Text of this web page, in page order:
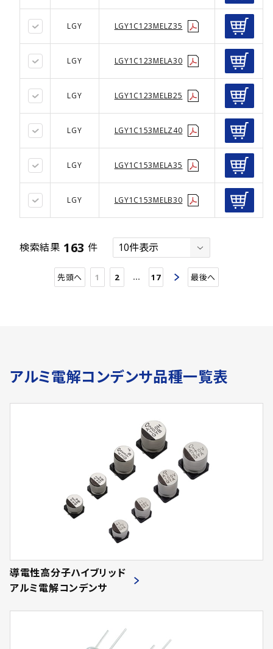
LGY LGY1C123MELZ35
LGY LGY1C123MELA30
LGY LGY1C123MELB25
LGY LGY1C153MELZ40
LGY LGY1C153MELA35
LGY LGY1C153MELB30
検索結果 163 件
先頭へ 1 2 … 17 最後へ
アルミ電解コンデンサ品種一覧表
導電性高分子ハイブリッド
アルミ電解コンデンサ